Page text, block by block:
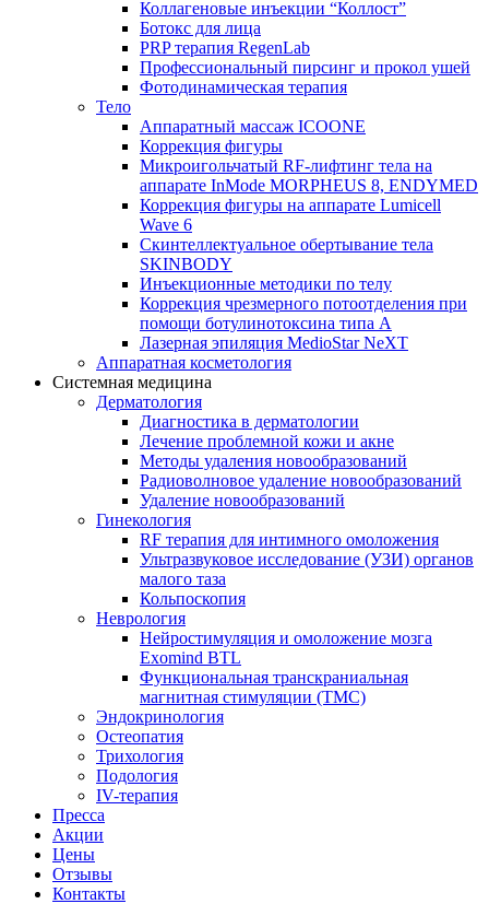
Коллагеновые инъекции “Коллост”
Ботокс для лица
PRP терапия RegenLab
Профессиональный пирсинг и прокол ушей
Фотодинамическая терапия
Тело
Аппаратный массаж ICOONE
Коррекция фигуры
Микроигольчатый RF-лифтинг тела на
аппарате InMode MORPHEUS 8, ENDYMED
Коррекция фигуры на аппарате Lumicell
Wave 6
Скинтеллектуальное обертывание тела
SKINBODY
Инъекционные методики по телу
Коррекция чрезмерного потоотделения при
помощи ботулинотоксина типа А
Лазерная эпиляция MedioStar NeXT
Аппаратная косметология
Системная медицина
Дерматология
Диагностика в дерматологии
Лечение проблемной кожи и акне
Методы удаления новообразований
Радиоволновое удаление новообразований
Удаление новообразований
Гинекология
RF терапия для интимного омоложения
Ультразвуковое исследование (УЗИ) органов
малого таза
Кольпоскопия
Неврология
Нейростимуляция и омоложение мозга
Exomind BTL
Функциональная транскраниальная
магнитная стимуляции (ТМС)
Эндокринология
Остеопатия
Трихология
Подология
IV-терапия
Пресса
Акции
Цены
Отзывы
Контакты